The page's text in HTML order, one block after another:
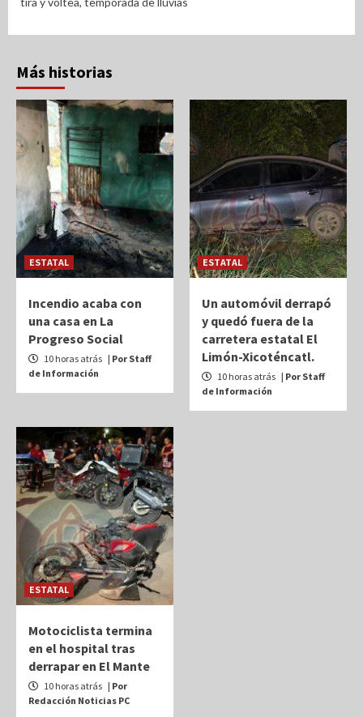
Más historias
ESTATAL
Incendio acaba con
una casa en La
Progreso Social
10 horas atrás | Por Staff
de Información
ESTATAL
Un automóvil derrapó
y quedó fuera de la
carretera estatal El
Limón-Xicoténcatl.
10 horas atrás | Por Staff
de Información
ESTATAL
Motociclista termina
en el hospital tras
derrapar en El Mante
10 horas atrás | Por
Redacción Noticias PC